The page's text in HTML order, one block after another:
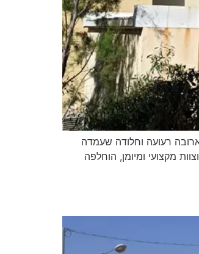
רעועה וחלודה שעמדה
מקצועי ומיומן, הוחלפה